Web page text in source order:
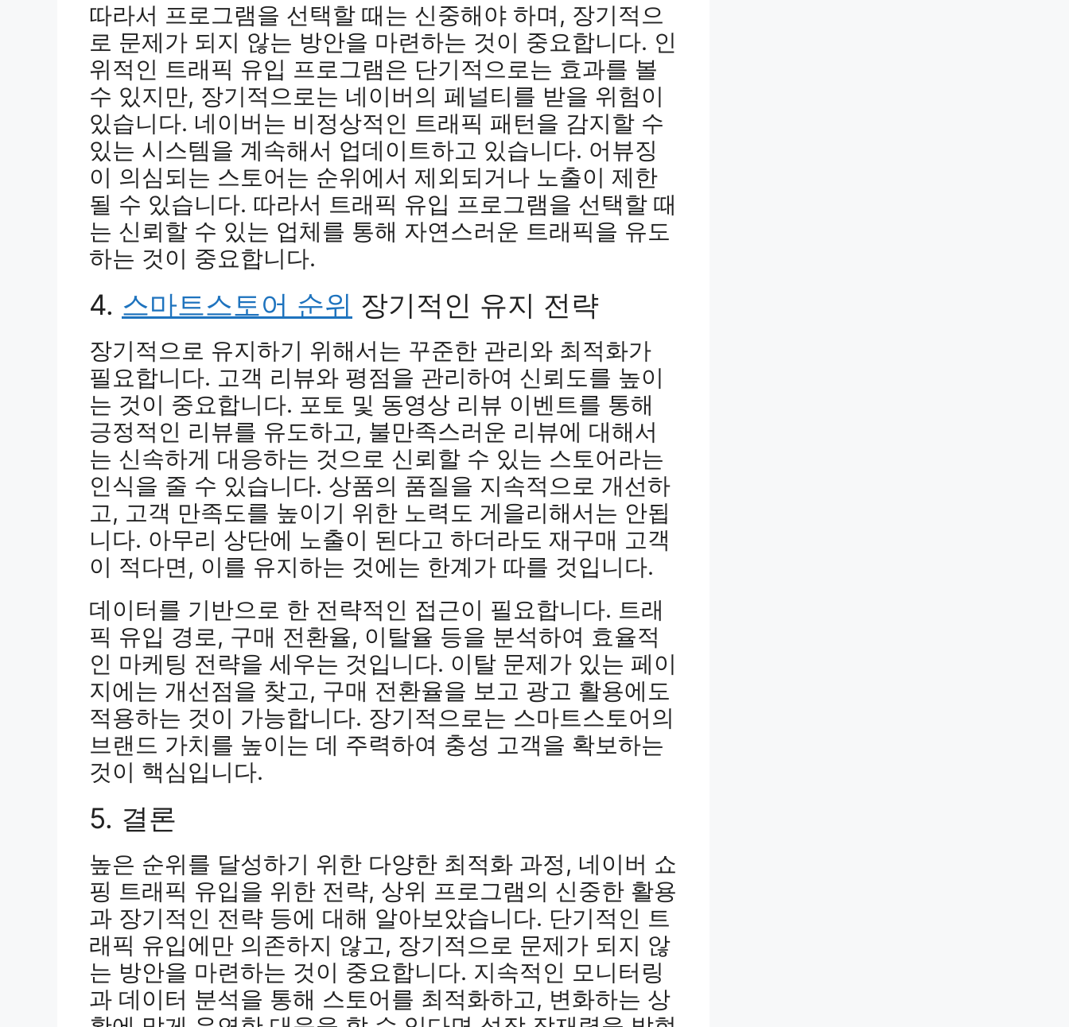
따라서 프로그램을 선택할 때는 신중해야 하며, 장기적으
로 문제가 되지 않는 방안을 마련하는 것이 중요합니다. 인
위적인 트래픽 유입 프로그램은 단기적으로는 효과를 볼
수 있지만, 장기적으로는 네이버의 페널티를 받을 위험이
있습니다. 네이버는 비정상적인 트래픽 패턴을 감지할 수
있는 시스템을 계속해서 업데이트하고 있습니다. 어뷰징
이 의심되는 스토어는 순위에서 제외되거나 노출이 제한
될 수 있습니다. 따라서 트래픽 유입 프로그램을 선택할 때
는 신뢰할 수 있는 업체를 통해 자연스러운 트래픽을 유도
하는 것이 중요합니다.
4. 스마트스토어 순위 장기적인 유지 전략
장기적으로 유지하기 위해서는 꾸준한 관리와 최적화가
필요합니다. 고객 리뷰와 평점을 관리하여 신뢰도를 높이
는 것이 중요합니다. 포토 및 동영상 리뷰 이벤트를 통해
긍정적인 리뷰를 유도하고, 불만족스러운 리뷰에 대해서
는 신속하게 대응하는 것으로 신뢰할 수 있는 스토어라는
인식을 줄 수 있습니다. 상품의 품질을 지속적으로 개선하
고, 고객 만족도를 높이기 위한 노력도 게을리해서는 안됩
니다. 아무리 상단에 노출이 된다고 하더라도 재구매 고객
이 적다면, 이를 유지하는 것에는 한계가 따를 것입니다.
데이터를 기반으로 한 전략적인 접근이 필요합니다. 트래
픽 유입 경로, 구매 전환율, 이탈율 등을 분석하여 효율적
인 마케팅 전략을 세우는 것입니다. 이탈 문제가 있는 페이
지에는 개선점을 찾고, 구매 전환율을 보고 광고 활용에도
적용하는 것이 가능합니다. 장기적으로는 스마트스토어의
브랜드 가치를 높이는 데 주력하여 충성 고객을 확보하는
것이 핵심입니다.
5. 결론
높은 순위를 달성하기 위한 다양한 최적화 과정, 네이버 쇼
핑 트래픽 유입을 위한 전략, 상위 프로그램의 신중한 활용
과 장기적인 전략 등에 대해 알아보았습니다. 단기적인 트
래픽 유입에만 의존하지 않고, 장기적으로 문제가 되지 않
는 방안을 마련하는 것이 중요합니다. 지속적인 모니터링
과 데이터 분석을 통해 스토어를 최적화하고, 변화하는 상